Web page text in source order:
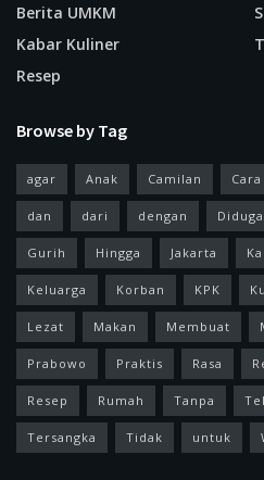
Berita UMKM
Kabar Kuliner
Resep
Browse by Tag
agar Anak Camilan Cara
dan dari dengan Diduga
Gurih Hingga Jakarta
Keluarga Korban KPK
Lezat Makan Membuat
Prabowo Praktis Rasa
Resep Rumah Tanpa
Tersangka Tidak untuk